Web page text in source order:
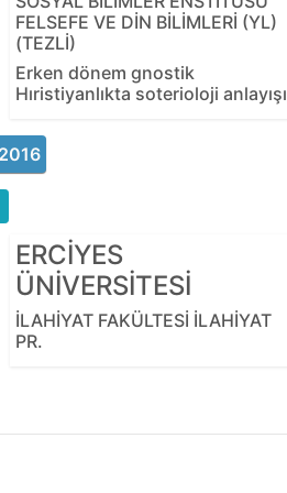
FELSEFE VE DİN BİLİMLERİ (YL)
(TEZLİ)
Erken dönem gnostik
Hıristiyanlıkta soterioloji anlayışı
ERCİYES
ÜNİVERSİTESİ
İLAHİYAT FAKÜLTESİ İLAHİYAT
PR.